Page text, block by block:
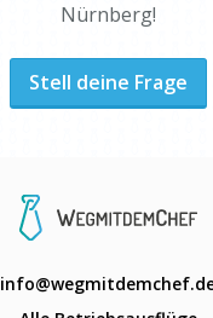
Nürnberg!
Stell deine Frage